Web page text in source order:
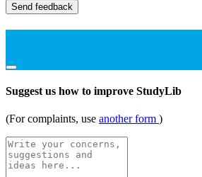
Send feedback
Suggest us how to improve StudyLib
(For complaints, use another form )